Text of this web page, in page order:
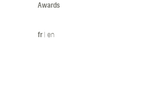
Awards
fr | en